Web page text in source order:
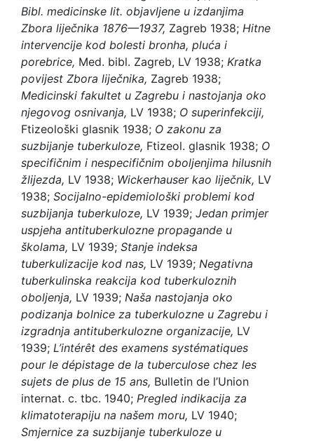
Bibl. medicinske lit. objavljene u izdanjima
Zbora liječnika 1876—1937, Zagreb 1938; Hitne
intervencije kod bolesti bronha, pluća i
porebrice, Med. bibl. Zagreb, LV 1938; Kratka
povijest Zbora liječnika, Zagreb 1938;
Medicinski fakultet u Zagrebu i nastojanja oko
njegovog osnivanja, LV 1938; O superinfekciji,
Ftizeološki glasnik 1938; O zakonu za
suzbijanje tuberkuloze, Ftizeol. glasnik 1938; O
specifičnim i nespecifičnim oboljenjima hilusnih
žlijezda, LV 1938; Wickerhauser kao liječnik, LV
1938; Socijalno-epidemiološki problemi kod
suzbijanja tuberkuloze, LV 1939; Jedan primjer
uspjeha antituberkulozne propagande u
školama, LV 1939; Stanje indeksa
tuberkulizacije kod nas, LV 1939; Negativna
tuberkulinska reakcija kod tuberkuloznih
oboljenja, LV 1939; Naša nastojanja oko
podizanja bolnice za tuberkulozne u Zagrebu i
izgradnja antituberkulozne organizacije, LV
1939; L’intérêt des examens systématiques
pour le dépistage de la tuberculose chez les
sujets de plus de 15 ans, Bulletin de l’Union
internat. c. tbc. 1940; Pregled indikacija za
klimatoterapiju na našem moru, LV 1940;
Smjernice za suzbijanje tuberkuloze u